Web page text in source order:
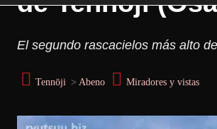
El segundo rascacielos más alto
Tennōji > Abeno Miradores y vistas